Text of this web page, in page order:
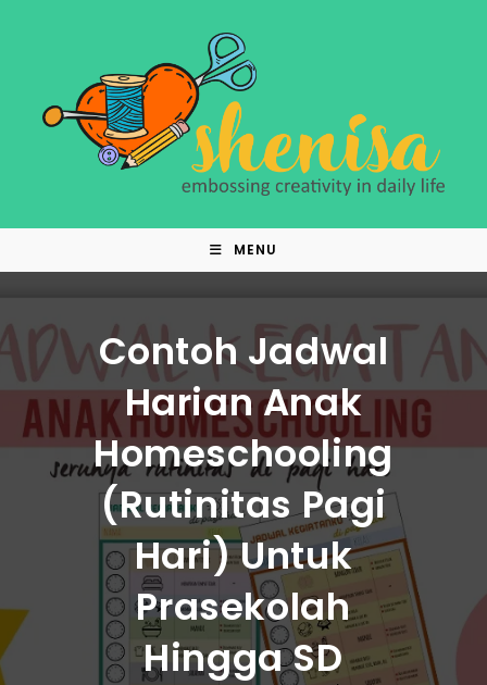
MENU
Contoh Jadwal
Harian Anak
Homeschooling
(Rutinitas Pagi
Hari) Untuk
Prasekolah
Hingga SD